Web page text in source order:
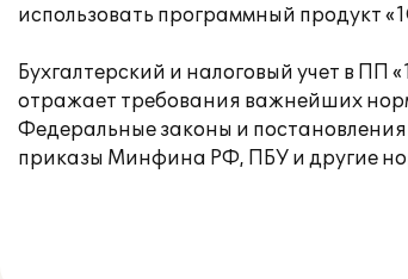
использовать программный продукт
Бухгалтерский и налоговый учет в ПП
отражает требования важнейших
Федеральные законы и
приказы Минфина РФ, ПБУ и другие